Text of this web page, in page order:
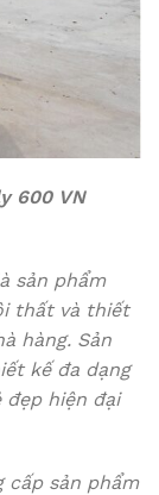
600 VN
sản phẩm
thất và thiết
hàng. Sản
kế đa dạng
đẹp hiện đại
cấp sản phẩm